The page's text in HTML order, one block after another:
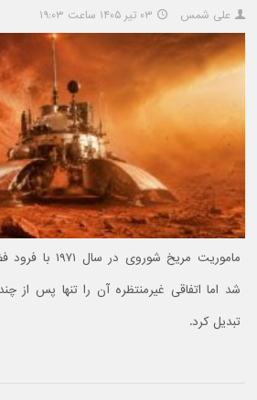
علی شمس ۰۳ تیر ۱۴۰۵ ساعت ۱۹:۰۳
شد اما اتفاقی غیرمنتظره آن را تنها پس از
تبدیل کرد.